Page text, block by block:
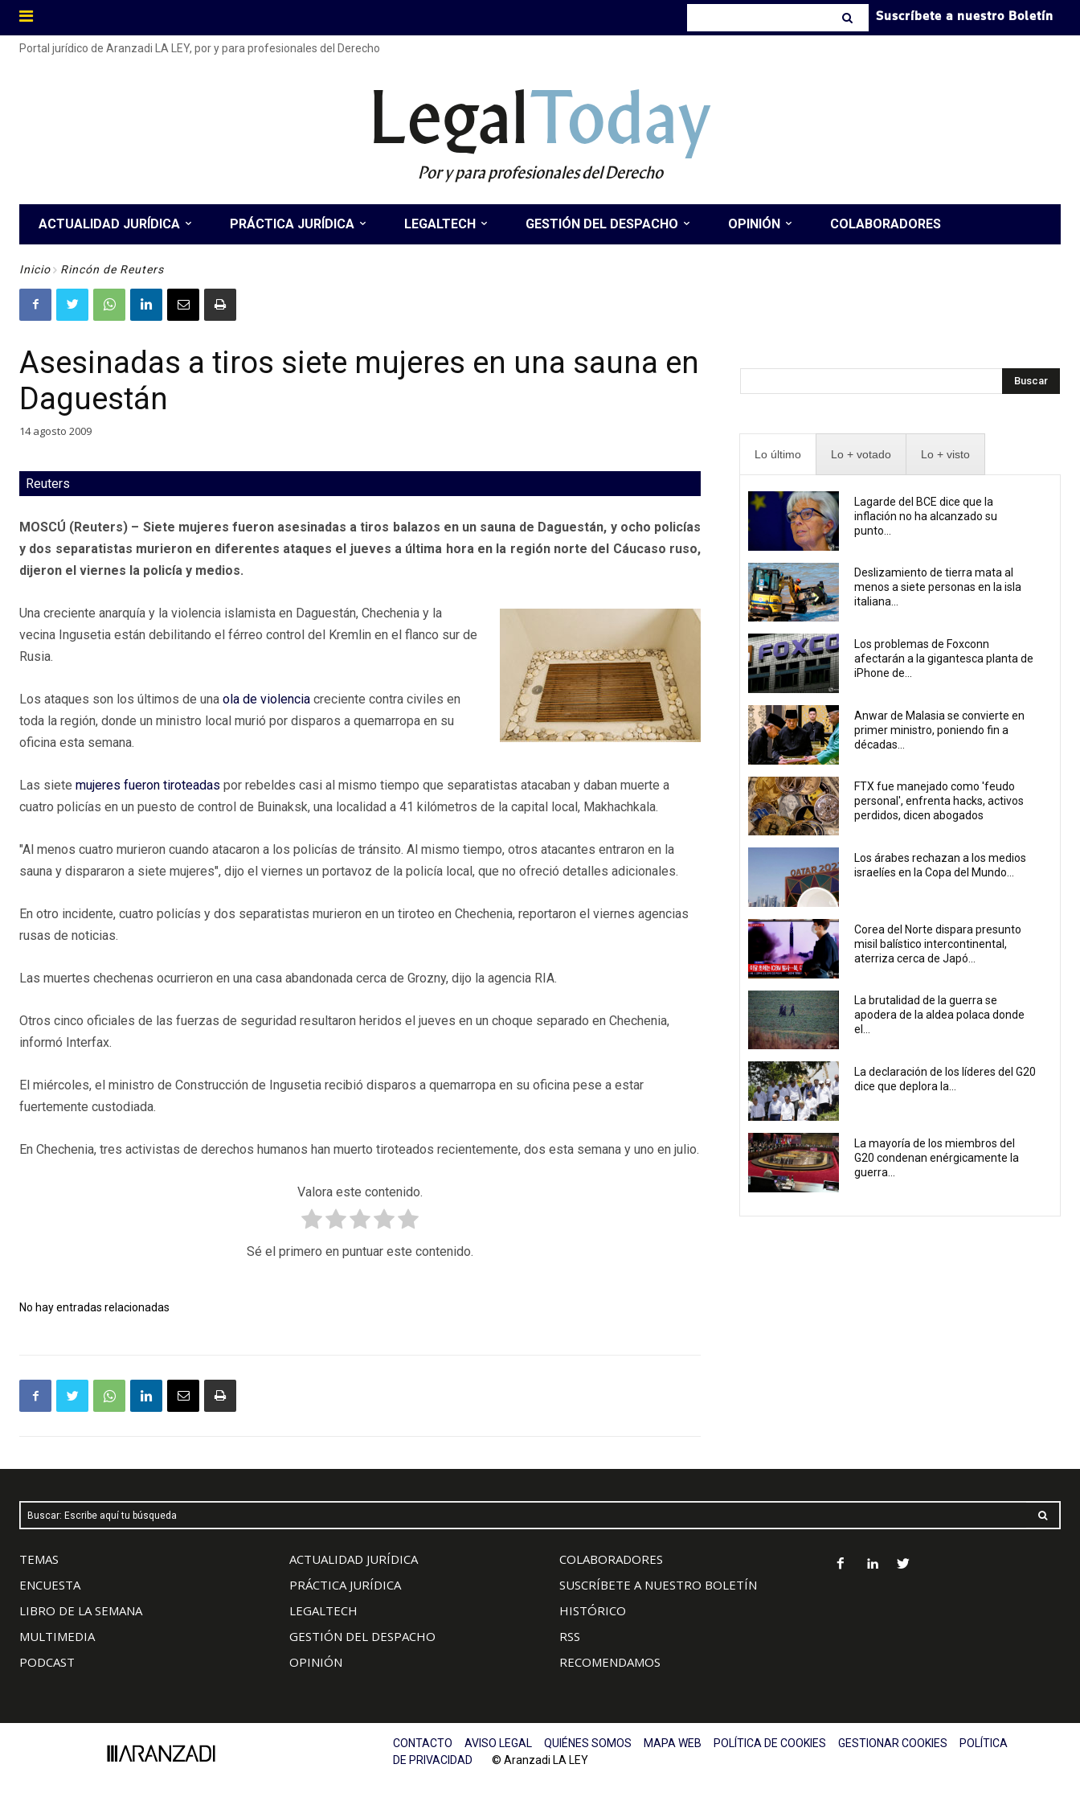
Suscríbete a nuestro Boletín
Portal jurídico de Aranzadi LA LEY, por y para profesionales del Derecho
LegalToday
Por y para profesionales del Derecho
ACTUALIDAD JURÍDICA PRÁCTICA JURÍDICA LEGALTECH GESTIÓN DEL DESPACHO OPINIÓN COLABORADORES
Inicio Rincón de Reuters
Asesinadas a tiros siete mujeres en una sauna en
Daguestán
14 agosto 2009
Reuters
MOSCÚ (Reuters) – Siete mujeres fueron asesinadas a tiros balazos en un sauna de Daguestán, y ocho policías
y dos separatistas murieron en diferentes ataques el jueves a última hora en la región norte del Cáucaso ruso,
dijeron el viernes la policía y medios.
Una creciente anarquía y la violencia islamista en Daguestán, Chechenia y la
vecina Ingusetia están debilitando el férreo control del Kremlin en el flanco sur de
Rusia.
Los ataques son los últimos de una ola de violencia creciente contra civiles en
toda la región, donde un ministro local murió por disparos a quemarropa en su
oficina esta semana.
Las siete mujeres fueron tiroteadas por rebeldes casi al mismo tiempo que separatistas atacaban y daban muerte a
cuatro policías en un puesto de control de Buinaksk, una localidad a 41 kilómetros de la capital local, Makhachkala.
"Al menos cuatro murieron cuando atacaron a los policías de tránsito. Al mismo tiempo, otros atacantes entraron en la
sauna y dispararon a siete mujeres", dijo el viernes un portavoz de la policía local, que no ofreció detalles adicionales.
En otro incidente, cuatro policías y dos separatistas murieron en un tiroteo en Chechenia, reportaron el viernes agencias
rusas de noticias.
Las muertes chechenas ocurrieron en una casa abandonada cerca de Grozny, dijo la agencia RIA.
Otros cinco oficiales de las fuerzas de seguridad resultaron heridos el jueves en un choque separado en Chechenia,
informó Interfax.
El miércoles, el ministro de Construcción de Ingusetia recibió disparos a quemarropa en su oficina pese a estar
fuertemente custodiada.
En Chechenia, tres activistas de derechos humanos han muerto tiroteados recientemente, dos esta semana y uno en julio.
Valora este contenido.
Sé el primero en puntuar este contenido.
No hay entradas relacionadas
Buscar
Lo último Lo + votado Lo + visto
Lagarde del BCE dice que la
inflación no ha alcanzado su
punto...
Deslizamiento de tierra mata al
menos a siete personas en la isla
italiana...
Los problemas de Foxconn
afectarán a la gigantesca planta de
iPhone de...
Anwar de Malasia se convierte en
primer ministro, poniendo fin a
décadas...
FTX fue manejado como 'feudo
personal', enfrenta hacks, activos
perdidos, dicen abogados
Los árabes rechazan a los medios
israelíes en la Copa del Mundo...
Corea del Norte dispara presunto
misil balístico intercontinental,
aterriza cerca de Japó...
La brutalidad de la guerra se
apodera de la aldea polaca donde
el...
La declaración de los líderes del G20
dice que deplora la...
La mayoría de los miembros del
G20 condenan enérgicamente la
guerra...
Buscar: Escribe aquí tu búsqueda
TEMAS
ENCUESTA
LIBRO DE LA SEMANA
MULTIMEDIA
PODCAST
ACTUALIDAD JURÍDICA
PRÁCTICA JURÍDICA
LEGALTECH
GESTIÓN DEL DESPACHO
OPINIÓN
COLABORADORES
SUSCRÍBETE A NUESTRO BOLETÍN
HISTÓRICO
RSS
RECOMENDAMOS
CONTACTO AVISO LEGAL QUIÉNES SOMOS MAPA WEB POLÍTICA DE COOKIES GESTIONAR COOKIES
POLÍTICA
DE PRIVACIDAD © Aranzadi LA LEY